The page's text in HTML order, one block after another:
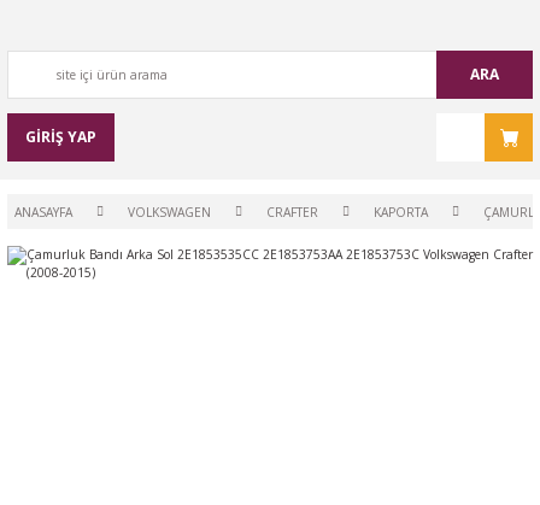
ARA
GİRİŞ YAP
ANASAYFA VOLKSWAGEN CRAFTER KAPORTA